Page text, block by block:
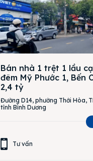
Bán nhà 1 trệt 1 lầu
đêm Mỹ Phước 1, Bến
2,4 tỷ
Đường D14, phường Thới Hòa,
tỉnh Bình Dương
Tư vấn